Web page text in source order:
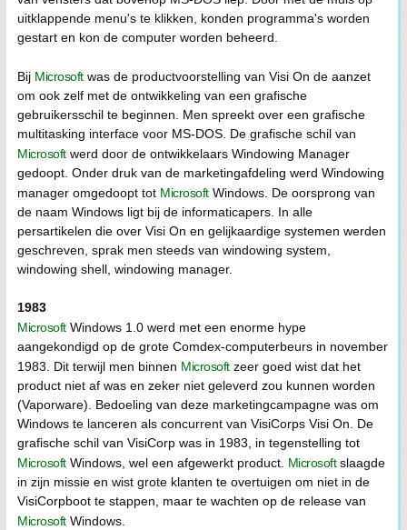
uitklappende menu's te klikken, konden programma's worden
gestart en kon de computer worden beheerd.
Bij Microsoftwas de productvoorstelling van Visi On de aanzet
om ook zelf met de ontwikkeling van een grafische
gebruikersschil te beginnen. Men spreekt over een grafische
multitasking interface voor MS-DOS. De grafische schil van
Microsoftwerd door de ontwikkelaars Windowing Manager
gedoopt. Onder druk van de marketingafdeling werd Windowing
manager omgedoopt tot MicrosoftWindows. De oorsprong van
de naam Windows ligt bij de informaticapers. In alle
persartikelen die over Visi On en gelijkaardige systemen werden
geschreven, sprak men steeds van windowing system,
windowing shell, windowing manager.
1983
MicrosoftWindows 1.0 werd met een enorme hype
aangekondigd op de grote Comdex-computerbeurs in november
1983. Dit terwijl men binnen Microsoftzeer goed wist dat het
product niet af was en zeker niet geleverd zou kunnen worden
(Vaporware). Bedoeling van deze marketingcampagne was om
Windows te lanceren als concurrent van VisiCorps Visi On. De
grafische schil van VisiCorp was in 1983, in tegenstelling tot
MicrosoftWindows, wel een afgewerkt product. Microsoftslaagde
in zijn missie en wist grote klanten te overtuigen om niet in de
VisiCorpboot te stappen, maar te wachten op de release van
MicrosoftWindows.